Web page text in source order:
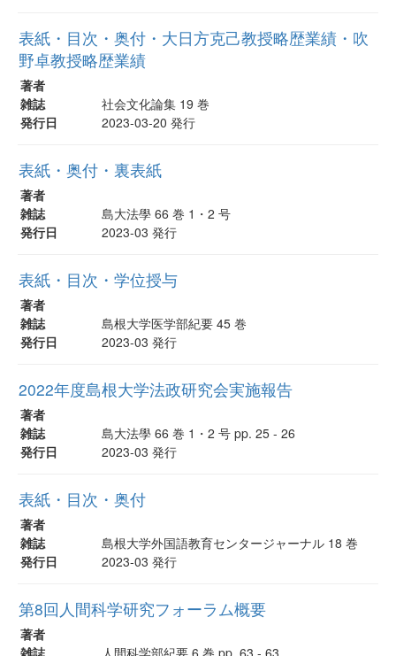
表紙・目次・奥付・大日方克己教授略歴業績・吹
野卓教授略歴業績
著者
雑誌
社会文化論集 19 巻
発行日
2023-03-20 発行
表紙・奥付・裏表紙
著者
雑誌
島大法學 66 巻 1・2 号
発行日
2023-03 発行
表紙・目次・学位授与
著者
雑誌
島根大学医学部紀要 45 巻
発行日
2023-03 発行
2022年度島根大学法政研究会実施報告
著者
雑誌
島大法學 66 巻 1・2 号 pp. 25 - 26
発行日
2023-03 発行
表紙・目次・奥付
著者
雑誌
島根大学外国語教育センタージャーナル 18 巻
発行日
2023-03 発行
第8回人間科学研究フォーラム概要
著者
雑誌
人間科学部紀要 6 巻 pp. 63 - 63